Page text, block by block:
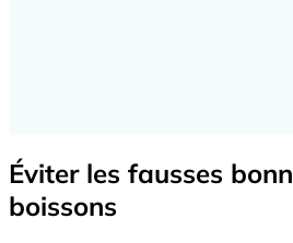
Éviter les fausses
boissons